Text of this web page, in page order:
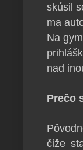
skúsil
ma
Na
nad
Prečo
čiže